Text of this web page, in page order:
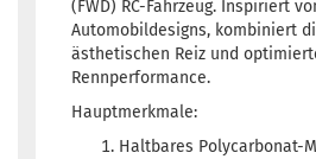
(FWD) RC-Fahrzeug. Inspiriert
Automobildesigns, kombiniert
ästhetischen Reiz und
Rennperformance.
Hauptmerkmale:
Haltbares Polycarbonat-